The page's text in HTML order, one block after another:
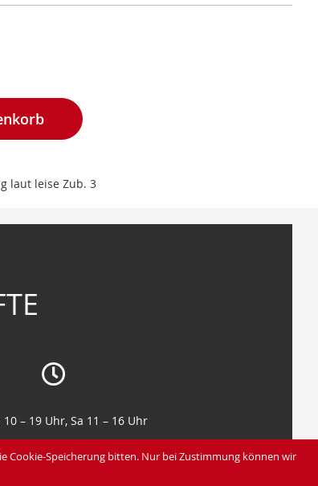
Cookie-Speicherung bitten. Nur bei Zustimmung können wir
laut leise Zub. 3
10 – 19 Uhr, Sa 11 – 16 Uhr
10 – 19 Uhr, Sa 11 – 16 Uhr